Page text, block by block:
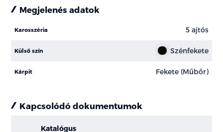
Megjelenés adatok
Karosszéria 5 ajtós
Külső szín Szénfekete
Kárpit Fekete (Műbőr)
Kapcsolódó dokumentumok
Katalógus